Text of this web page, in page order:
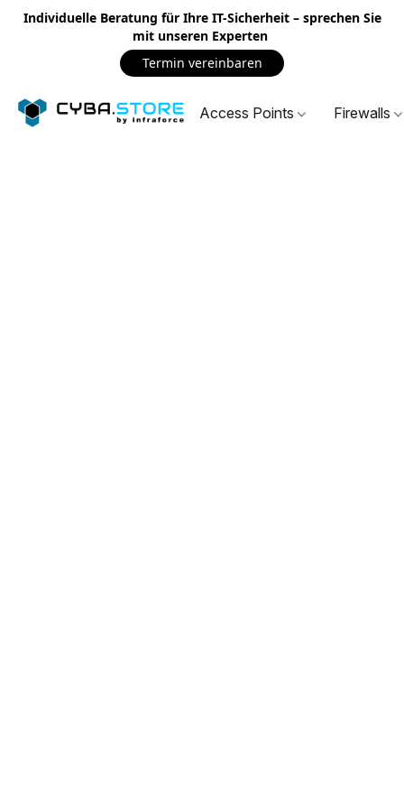
Individuelle Beratung für Ihre IT-Sicherheit – sprechen Sie
mit unseren Experten
Termin vereinbaren
Access Points Firewalls